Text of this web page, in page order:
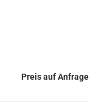
Preis auf Anfrage